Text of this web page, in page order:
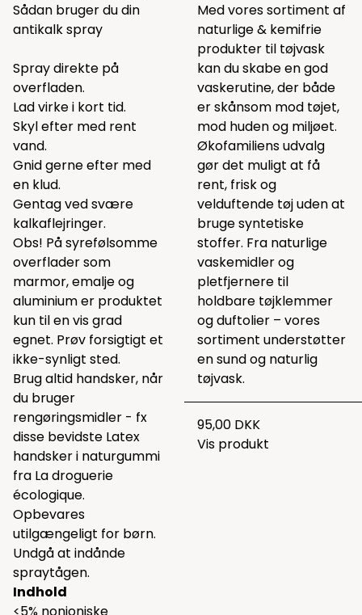
Sådan bruger du din
antikalk spray
Spray direkte på
overfladen.
Lad virke i kort tid.
Skyl efter med rent
vand.
Gnid gerne efter med
en klud.
Gentag ved svære
kalkaflejringer.
Obs! På syrefølsomme
overflader som
marmor, emalje og
aluminium er produktet
kun til en vis grad
egnet. Prøv forsigtigt et
ikke-synligt sted.
Brug altid handsker, når
du bruger
rengøringsmidler - fx
disse bevidste Latex
handskeri naturgummi
fra La droguerie
écologique.
Opbevares
utilgængeligt for børn.
Undgå at indånde
spraytågen.
Indhold
<5% nonioniske
Med vores sortiment af
naturlige & kemifrie
produkter til tøjvask
kan du skabe en god
vaskerutine, der både
er skånsom mod tøjet,
mod huden og miljøet.
Økofamiliens udvalg
gør det muligt at få
rent, frisk og
velduftende tøj uden at
bruge syntetiske
stoffer. Fra naturlige
vaskemidler og
pletfjernere til
holdbare tøjklemmer
og duftolier – vores
sortiment understøtter
en sund og naturlig
tøjvask.
95,00 DKK
Vis produkt